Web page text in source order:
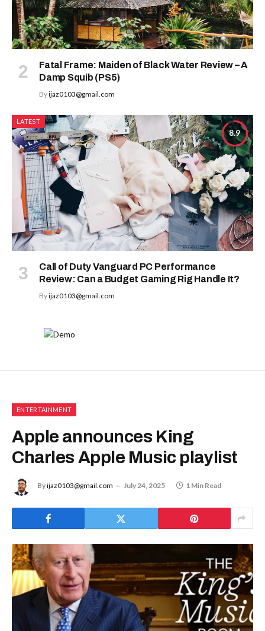
Fatal Frame: Maiden of Black Water Review – A
Damp Squib (PS5)
Byijaz0103@gmail.com
8.9
LATEST
Call of Duty Vanguard PC Performance
Review: Can a Budget Gaming Rig Handle It?
Byijaz0103@gmail.com
ENTERTAINMENT
Apple announces King
Charles Apple Music playlist
Byijaz0103@gmail.com July 24, 2025 1 Min Read